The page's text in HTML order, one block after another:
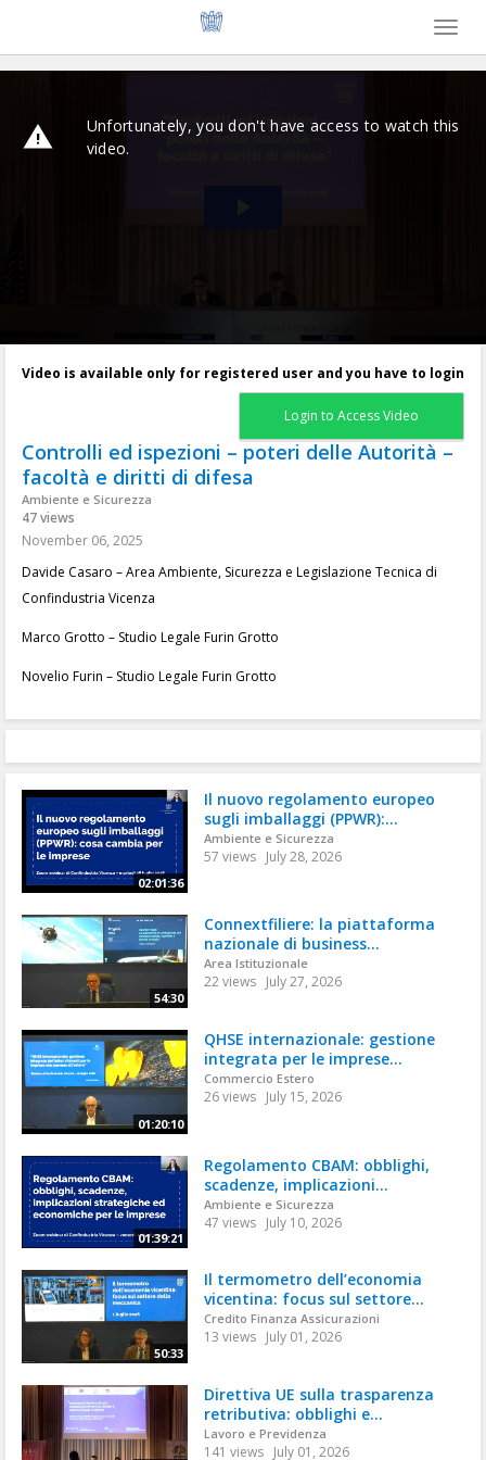
Toggle
Video is available only for registered user and you have to login
Login to Access Video
Controlli ed ispezioni – poteri delle Autorità –
facoltà e diritti di difesa
Ambiente e Sicurezza
47 views
November 06, 2025
Davide Casaro – Area Ambiente, Sicurezza e Legislazione Tecnica di
Confindustria Vicenza
Marco Grotto – Studio Legale Furin Grotto
Novelio Furin – Studio Legale Furin Grotto
02:01:36
Il nuovo regolamento europeo
sugli imballaggi (PPWR):...
Ambiente e Sicurezza
57 views July 28, 2026
54:30
Connextfiliere: la piattaforma
nazionale di business...
Area Istituzionale
22 views July 27, 2026
01:20:10
QHSE internazionale: gestione
integrata per le imprese...
Commercio Estero
26 views July 15, 2026
01:39:21
Regolamento CBAM: obblighi,
scadenze, implicazioni...
Ambiente e Sicurezza
47 views July 10, 2026
50:33
Il termometro dell’economia
vicentina: focus sul settore...
Credito Finanza Assicurazioni
13 views July 01, 2026
Direttiva UE sulla trasparenza
retributiva: obblighi e...
Lavoro e Previdenza
141 views July 01, 2026